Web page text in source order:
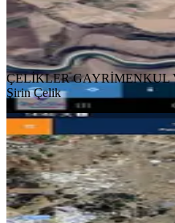
ÇELİKLER GAYRİMENKUL
Ara
ÇELİKLER GAYRİMENKUL
Şirin Çelik
Kadastro
Yapıya
Eğil, Baysu
13594 m²·